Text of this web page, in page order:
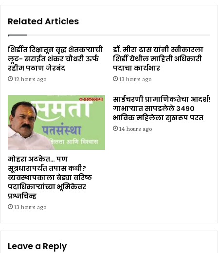
Related Articles
शिर्डीत रिक्षातून वृद्ध शेतकऱ्याची
लूट- सराईत शंकर चौधरी ऊर्फ
रहीम पठाण जेरबंद
12 hours ago
डॉ. मीरा ढास यांनी स्वीकारला
शिर्डी येथील माहिती अधिकारी
पदाचा कार्यभार
13 hours ago
मोहरा अटकेत… पण
सूत्रधारापर्यंत तपास कधी?
व्यवस्थापकाला बेड्या वरिष्ठ
पदाधिकाऱ्यांच्या भूमिकेवर
प्रश्नचिन्ह
13 hours ago
साईचरणी प्रामाणिकतेचा आदर्श!
गाभाऱ्यात सापडलेले ३४९०
भाविक महिलेला सुखरूप परत
14 hours ago
Leave a Reply